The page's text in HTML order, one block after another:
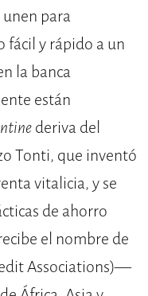
para
fácil y rápido a un
la banca
están
deriva del
Tonti, que inventó
vitalicia, y se
de ahorro
el nombre de
Associations)—